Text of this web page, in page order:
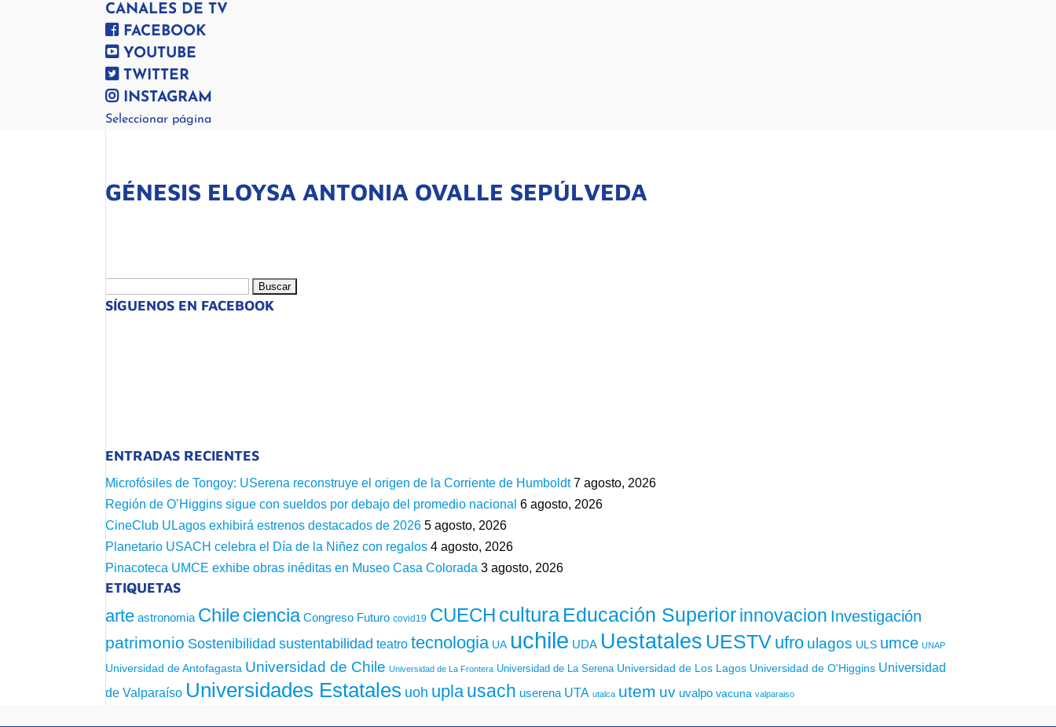
CANALES DE TV
FACEBOOK
YOUTUBE
TWITTER
INSTAGRAM
Seleccionar página
GÉNESIS ELOYSA ANTONIA OVALLE SEPÚLVEDA
SÍGUENOS EN FACEBOOK
ENTRADAS RECIENTES
Microfósiles de Tongoy: USerena reconstruye el origen de la Corriente de Humboldt 7 agosto, 2026
Región de O’Higgins sigue con sueldos por debajo del promedio nacional 6 agosto, 2026
CineClub ULagos exhibirá estrenos destacados de 2026 5 agosto, 2026
Planetario USACH celebra el Día de la Niñez con regalos 4 agosto, 2026
Pinacoteca UMCE exhibe obras inéditas en Museo Casa Colorada 3 agosto, 2026
ETIQUETAS
arte astronomia Chileciencia Congreso Futuro covid19 CUECH culturaEducación Superiorinnovacion Investigación
patrimonio Sostenibilidad sustentabilidad teatro tecnologia UA uchile UDA Uestatales UESTV ufro ulagos ULS umce UNAP
Universidad de Antofagasta Universidad de Chile Universidad de La Frontera Universidad de La Serena Universidad de Los Lagos Universidad de O'Higgins Universidad
de Valparaíso Universidades Estatales uoh uplausach userena UTA utalca utem uv uvalpo vacuna valparaiso